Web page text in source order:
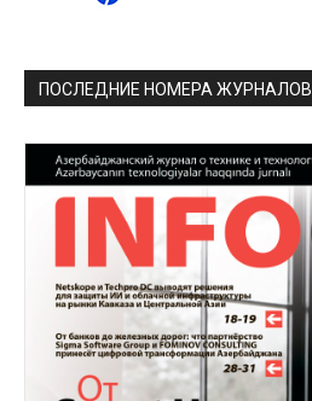
ПОСЛЕДНИЕ НОМЕРА ЖУРНАЛОВ